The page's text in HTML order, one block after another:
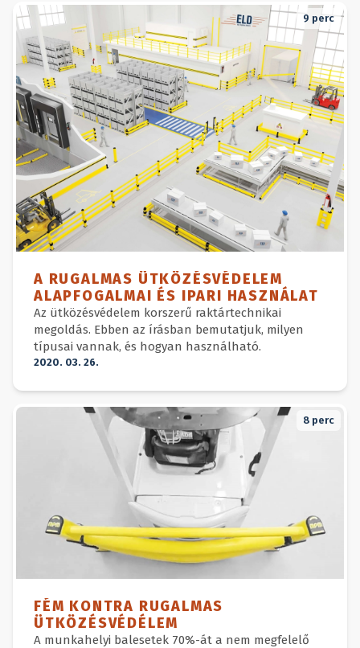
9 perc
A RUGALMAS ÜTKÖZÉSVÉDELEM
ALAPFOGALMAI ÉS IPARI HASZNÁLAT
Az ütközésvédelem korszerű raktártechnikai
megoldás. Ebben az írásban bemutatjuk, milyen
típusai vannak, és hogyan használható.
2020. 03. 26.
8 perc
FÉM KONTRA RUGALMAS
ÜTKÖZÉSVÉDÉLEM
A munkahelyi balesetek 70%-át a nem megfelelő